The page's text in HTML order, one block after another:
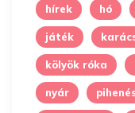
hírek hó
játék
kölyök róka
nyár